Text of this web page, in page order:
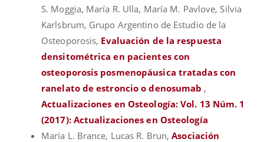
S. Moggia, María R. Ulla, María M. Pavlove, Silvia
Karlsbrum, Grupo Argentino de Estudio de la
Osteoporosis, Evaluación de la respuesta
densitométrica en pacientes con
osteoporosis posmenopáusica tratadas con
ranelato de estroncio o denosumab ,
Actualizaciones en Osteología: Vol. 13 Núm. 1
(2017): Actualizaciones en Osteología
María L. Brance, Lucas R. Brun,Asociación